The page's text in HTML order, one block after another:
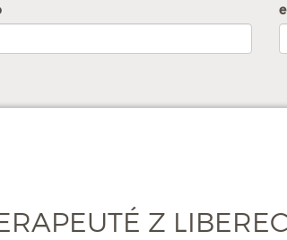
Z